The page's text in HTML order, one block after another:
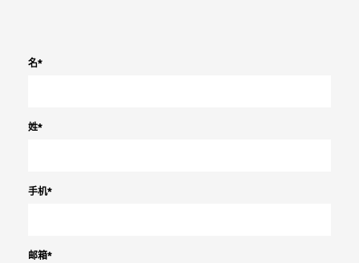
名*
姓*
手机*
邮箱*